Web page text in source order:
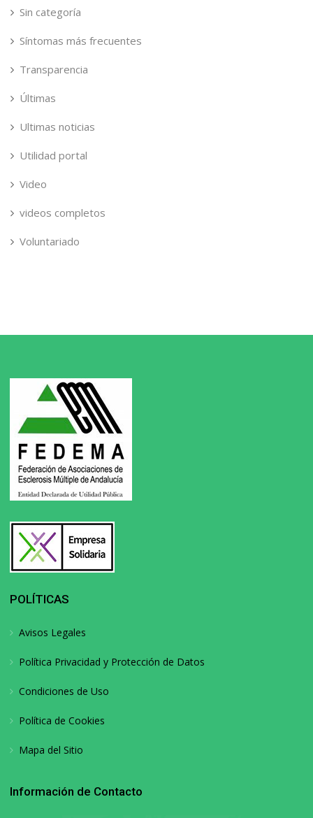
Sin categoría
Síntomas más frecuentes
Transparencia
Últimas
Ultimas noticias
Utilidad portal
Video
videos completos
Voluntariado
POLÍTICAS
Avisos Legales
Política Privacidad y Protección de Datos
Condiciones de Uso
Política de Cookies
Mapa del Sitio
Información de Contacto